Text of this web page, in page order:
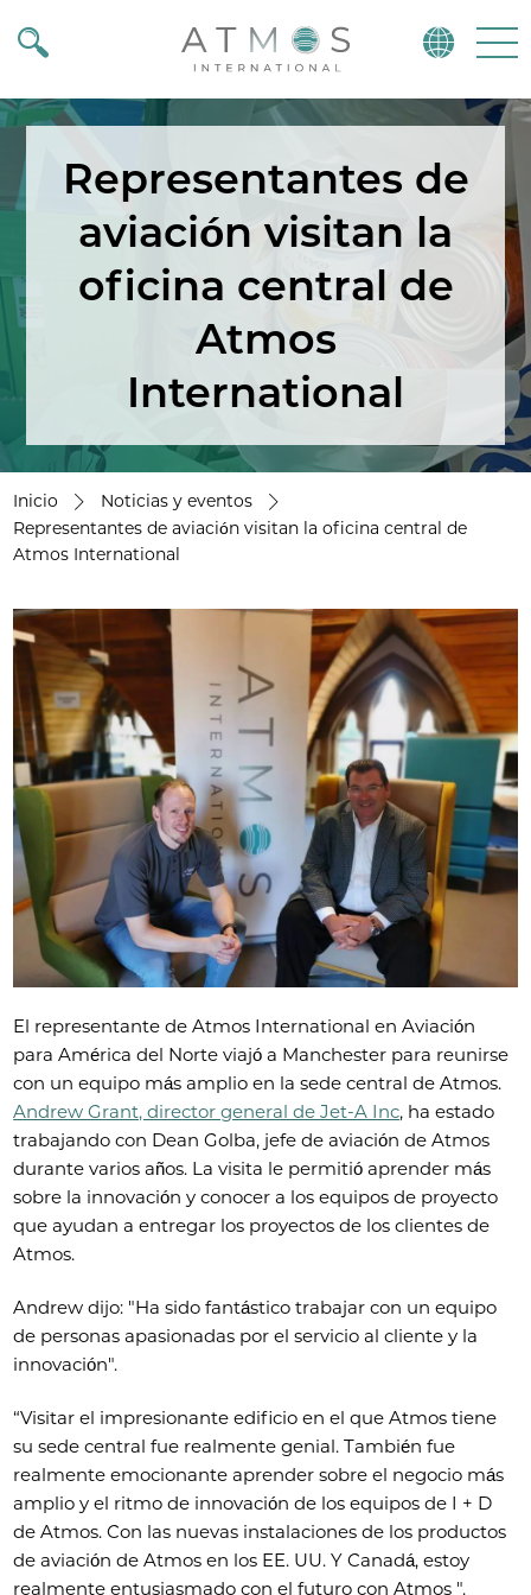
Atmos
Representantes de
aviación visitan la
oficina central de
Atmos
International
Inicio
Noticias y eventos
Representantes de aviación visitan la oficina central de
Atmos International
El representante de Atmos International en Aviación
para América del Norte viajó a Manchester para reunirse
con un equipo más amplio en la sede central de Atmos.
Andrew Grant, director general de Jet-A Inc, ha estado
trabajando con Dean Golba, jefe de aviación de Atmos
durante varios años. La visita le permitió aprender más
sobre la innovación y conocer a los equipos de proyecto
que ayudan a entregar los proyectos de los clientes de
Atmos.
Andrew dijo: "Ha sido fantástico trabajar con un equipo
de personas apasionadas por el servicio al cliente y la
innovación".
“Visitar el impresionante edificio en el que Atmos tiene
su sede central fue realmente genial. También fue
realmente emocionante aprender sobre el negocio más
amplio y el ritmo de innovación de los equipos de I + D
de Atmos. Con las nuevas instalaciones de los productos
de aviación de Atmos en los EE. UU. Y Canadá, estoy
realmente entusiasmado con el futuro con Atmos ".